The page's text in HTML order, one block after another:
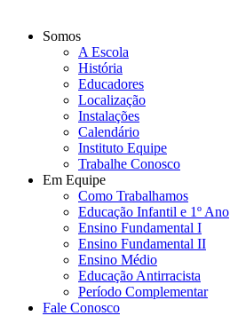
Somos
A Escola
História
Educadores
Localização
Instalações
Calendário
Instituto Equipe
Trabalhe Conosco
Em Equipe
Como Trabalhamos
Educação Infantil e 1º Ano
Ensino Fundamental I
Ensino Fundamental II
Ensino Médio
Educação Antirracista
Período Complementar
Fale Conosco